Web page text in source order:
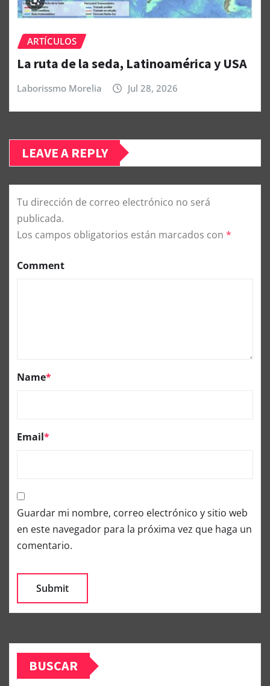
ARTÍCULOS
La ruta de la seda, Latinoamérica y USA
Laborissmo Morelia Jul 28, 2026
LEAVE A REPLY
Tu dirección de correo electrónico no será
publicada.
Los campos obligatorios están marcados con *
Comment
Name*
Email*
Guardar mi nombre, correo electrónico y sitio web
en este navegador para la próxima vez que haga un
comentario.
BUSCAR